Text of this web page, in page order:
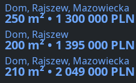
Dom, Rajszew, Mazowiecka
250 m² • 1 300 000 PLN
Dom, Rajszew
200 m² • 1 395 000 PLN
Dom, Rajszew, Mazowiecka
210 m² • 2 049 000 PLN